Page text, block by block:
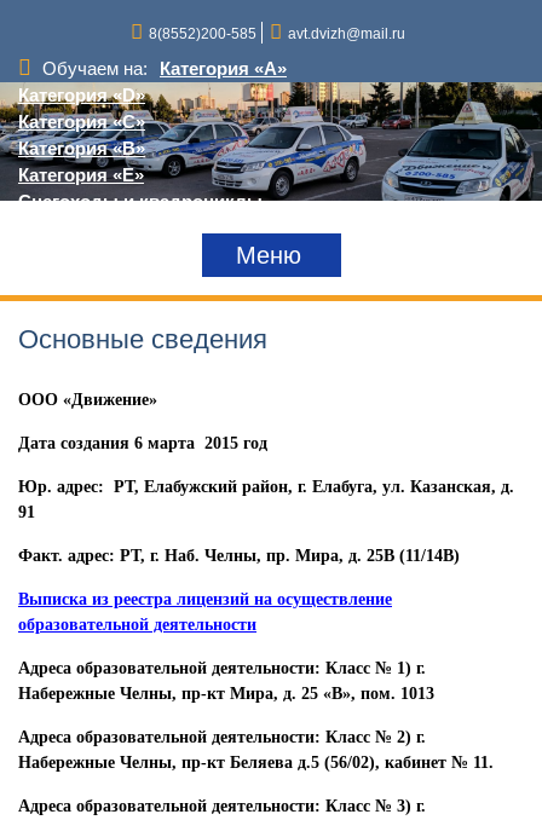
содержимому
8(8552)200-585 avt.dvizh@mail.ru
Обучаем на:
Категория «A»
Категория «D»
Категория «С»
Категория «В»
Категория «Е»
Снегоходы и квадроциклы
Меню
Основные сведения
ООО «Движение»
Дата создания 6 марта 2015 год
Юр. адрес: РТ, Елабужский район, г. Елабуга, ул. Казанская, д.
91
Факт. адрес: РТ, г. Наб. Челны, пр. Мира, д. 25В (11/14В)
Выписка из реестра лицензий на осуществление
образовательной деятельности
Адреса образовательной деятельности: Класс № 1) г.
Набережные Челны, пр-кт Мира, д. 25 «В», пом. 1013
Адреса образовательной деятельности: Класс № 2) г.
Набережные Челны, пр-кт Беляева д.5 (56/02), кабинет № 11.
Адреса образовательной деятельности: Класс № 3) г.